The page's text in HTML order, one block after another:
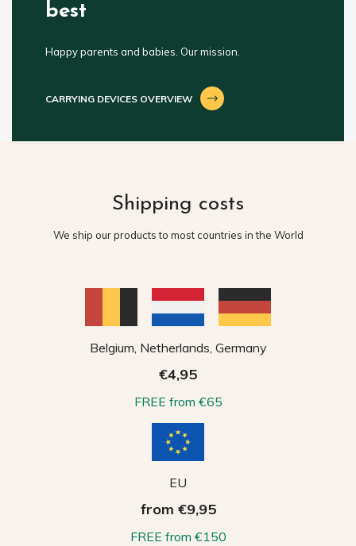
best
Happy parents and babies. Our mission.
CARRYING DEVICES OVERVIEW
Shipping costs
We ship our products to most countries in the World
Belgium, Netherlands, Germany
€4,95
FREE from €65
EU
from €9,95
FREE from €150